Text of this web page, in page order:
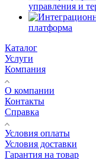
управления и
платформа
Каталог
Услуги
Компания
О компании
Контакты
Справка
Условия оплаты
Условия доставки
Гарантия на товар